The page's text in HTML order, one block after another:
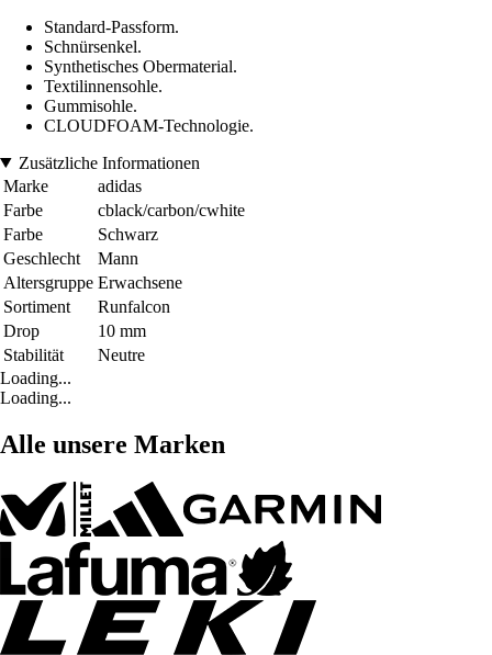
Standard-Passform.
Schnürsenkel.
Synthetisches Obermaterial.
Textilinnensohle.
Gummisohle.
CLOUDFOAM-Technologie.
Zusätzliche Informationen
Marke
adidas
Farbe
cblack/carbon/cwhite
Farbe
Schwarz
Geschlecht
Mann
Altersgruppe Erwachsene
Sortiment
Runfalcon
Drop
10 mm
Stabilität
Neutre
Loading...
Loading...
Alle unsere Marken